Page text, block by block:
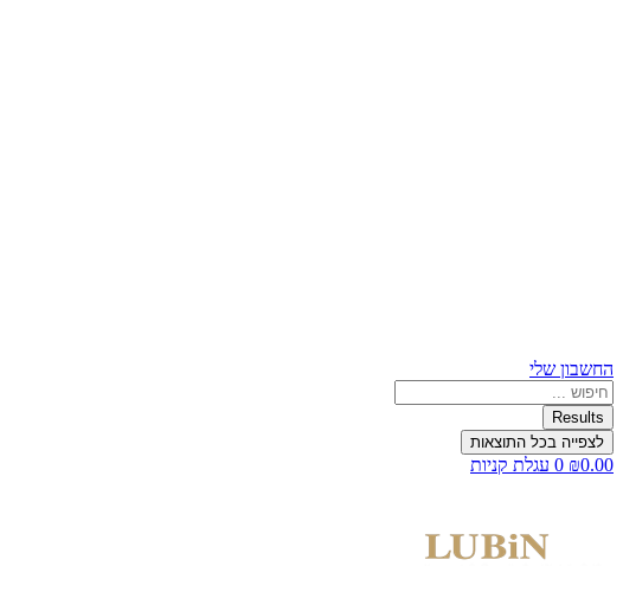
החשבון שלי
Search
...
Results
לצפייה בכל התוצאות
₪0.00
0 עגלת קניות